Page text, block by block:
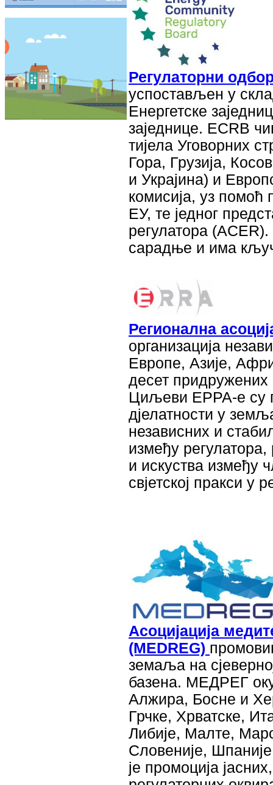
Регулаторни
успостављен у
Енергетске
заједнице. ЕCRB
тијела Уговорних
Гора, Грузија,
и Украјина) и
комисија, уз помоћ
ЕУ, те једног
регулатора
сарадње и има
Регионална
организација
Европе, Азије,
десет
Циљеви ЕРРА-е су
дјелатности у
независних и
између
и искуства између
свјетској пракси у
Асоцијација
(MEDREG)
земаља на
базена. МЕДРЕГ
Алжира, Босне и
Грчке, Хрватске,
Либије, Малте,
Словеније,
је промоција